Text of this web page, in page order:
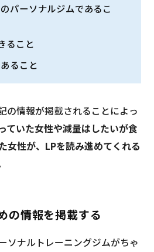
パーソナルジムであるこ
ること
ること
の情報が掲載されることによっ
ていた女性や減量はしたいが食
女性が、LPを読み進めてくれる
の情報を掲載する
ソナルトレーニングジムがちゃ